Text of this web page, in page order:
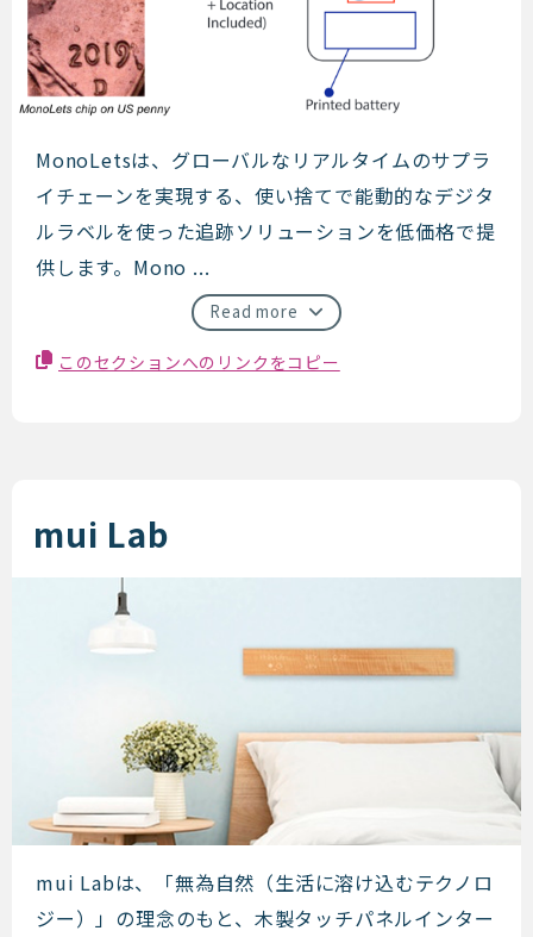
MonoLets
MonoLetsは、グローバルなリアルタイムのサプラ
イチェーンを実現する、使い捨てで能動的なデジタ
ルラベルを使った追跡ソリューションを低価格で提
供します。Mono ...
Read more
このセクションへのリンクをコピー
mui Lab
mui Lab
mui Labは、「無為自然（生活に溶け込むテクノロ
ジー）」の理念のもと、木製タッチパネルインター